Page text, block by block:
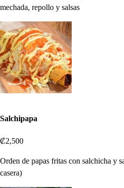
mechada, repollo y salsas
Salchipapa
₡2,500
Orden de papas fritas con salchicha y
casera)